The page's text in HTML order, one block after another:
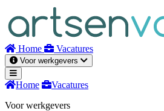
inhoud
Home Vacatures
Voor werkgevers
Home
Vacatures
Voor werkgevers